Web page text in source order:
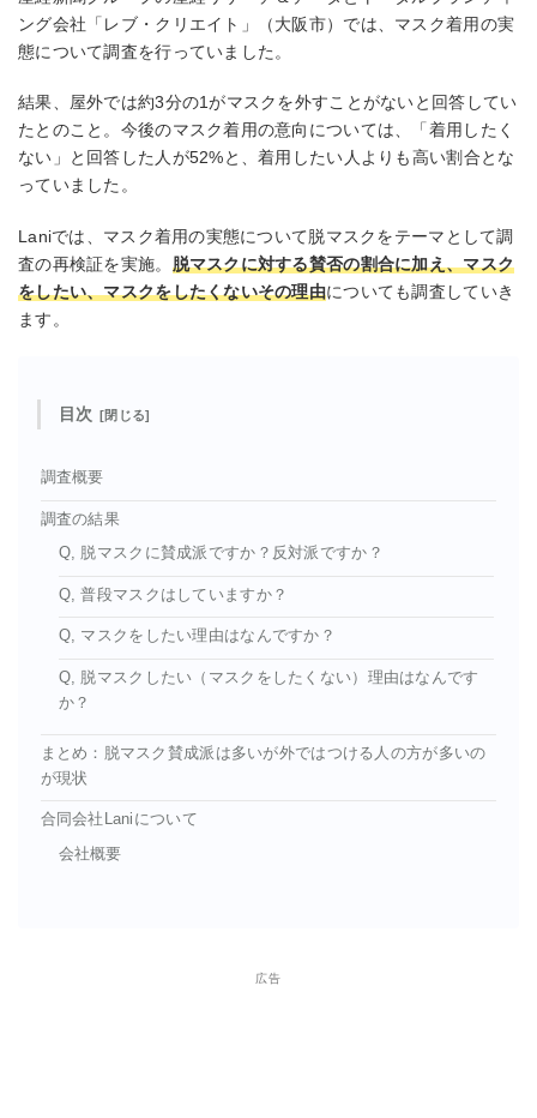
ング会社「レブ・クリエイト」（大阪市）では、マスク着用の実
態について調査を行っていました。
結果、屋外では約3分の1がマスクを外すことがないと回答してい
たとのこと。今後のマスク着用の意向については、「着用したく
ない」と回答した人が52%と、着用したい人よりも高い割合とな
っていました。
Laniでは、マスク着用の実態について脱マスクをテーマとして調
査の再検証を実施。 脱マスクに対する賛否の割合に加え、マスク
をしたい、マスクをしたくないその理由についても調査していき
ます。
目次
調査概要
調査の結果
Q, 脱マスクに賛成派ですか？反対派ですか？
Q, 普段マスクはしていますか？
Q, マスクをしたい理由はなんですか？
Q, 脱マスクしたい（マスクをしたくない）理由はなんです
か？
まとめ：脱マスク賛成派は多いが外ではつける人の方が多いの
が現状
合同会社Laniについて
会社概要
広告